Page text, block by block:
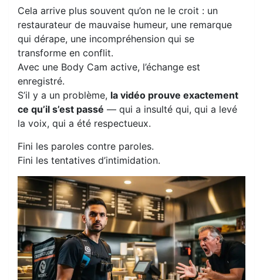
Cela arrive plus souvent qu’on ne le croit : un
restaurateur de mauvaise humeur, une remarque
qui dérape, une incompréhension qui se
transforme en conflit.
Avec une Body Cam active, l’échange est
enregistré.
S’il y a un problème, la vidéo prouve exactement
ce qu’il s’est passé — qui a insulté qui, qui a levé
la voix, qui a été respectueux.
Fini les paroles contre paroles.
Fini les tentatives d’intimidation.